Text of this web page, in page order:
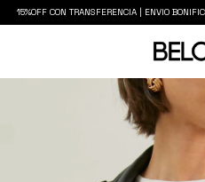
15%OFF CON TRANSFERENCIA | ENVIO